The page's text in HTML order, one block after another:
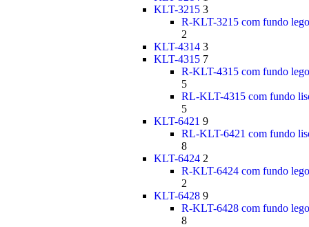
KLT-3215 3
R-KLT-3215 com fundo lego
2
KLT-4314 3
KLT-4315 7
R-KLT-4315 com fundo lego
5
RL-KLT-4315 com fundo
5
KLT-6421 9
RL-KLT-6421 com fundo
8
KLT-6424 2
R-KLT-6424 com fundo lego
2
KLT-6428 9
R-KLT-6428 com fundo lego
8